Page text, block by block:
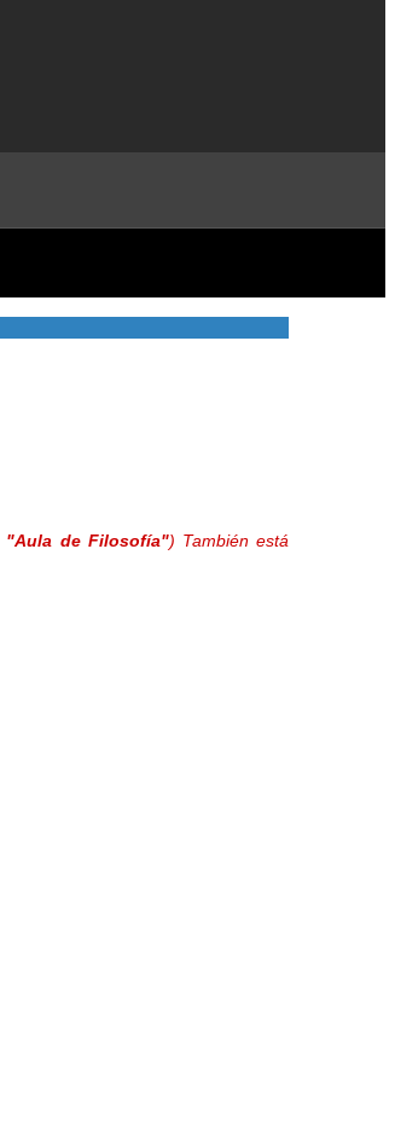
"Aula de Filosofía") También está